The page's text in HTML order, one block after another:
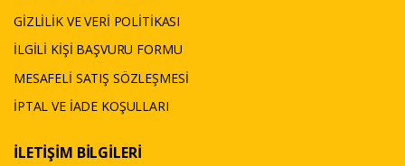
GİZLİLİK VE VERİ POLİTİKASI
İLGİLİ KİŞİ BAŞVURU FORMU
MESAFELİ SATIŞ SÖZLEŞMESİ
İPTAL VE İADE KOŞULLARI
İLETİŞİM BİLGİLERİ